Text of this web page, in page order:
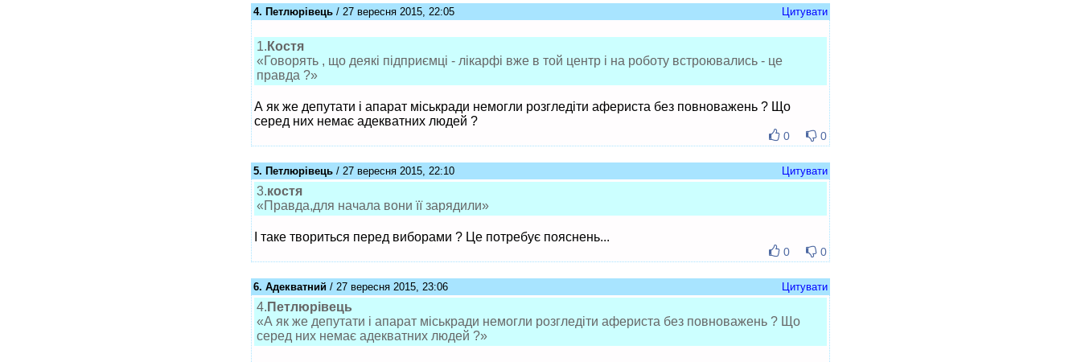
4. Петлюрівець / 27 вересня 2015, 22:05 Цитувати
1. Костя
«Говорять , що деякі підприємці - лікарфі вже в той центр і на роботу встроювались - це
правда ?»
А як же депутати і апарат міськради немогли розгледіти афериста без повноважень ? Що
серед них немає адекватних людей ?
0 0
5. Петлюрівець / 27 вересня 2015, 22:10 Цитувати
3.костя
«Правда,для начала вони її зарядили»
І таке твориться перед виборами ? Це потребує пояснень...
0 0
6. Адекватний / 27 вересня 2015, 23:06 Цитувати
4. Петлюрівець
«А як же депутати і апарат міськради немогли розгледіти афериста без повноважень ? Що
серед них немає адекватних людей ?»